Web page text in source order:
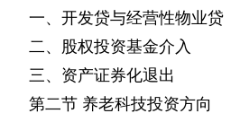
一、开发贷与经营性物业贷
二、股权投资基金介入
三、资产证券化退出
第二节 养老科技投资方向